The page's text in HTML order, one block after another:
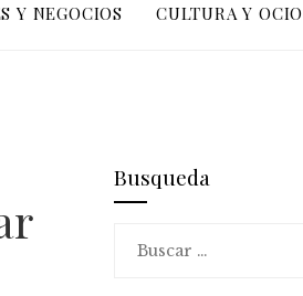
Y NEGOCIOS CULTURA Y OCIO
Busqueda